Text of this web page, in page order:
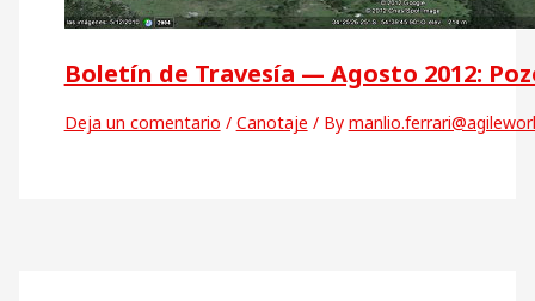
Boletín de Travesía — Agosto 2012:
Deja un comentario / Canotaje / By